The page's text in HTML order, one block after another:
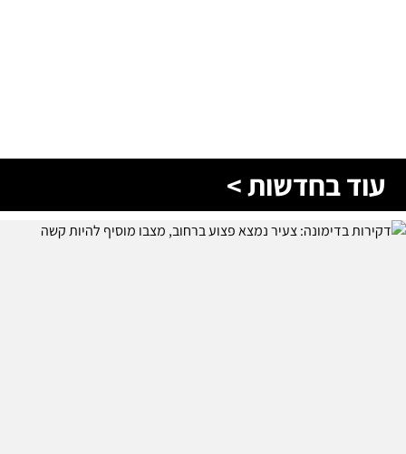
עוד בחדשות >